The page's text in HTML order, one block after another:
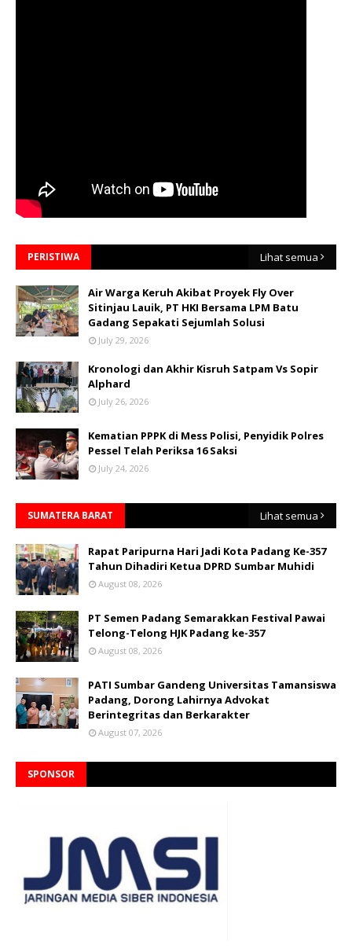
PERISTIWA Lihat semua
Air Warga Keruh Akibat Proyek Fly Over
Sitinjau Lauik, PT HKI Bersama LPM Batu
Gadang Sepakati Sejumlah Solusi
July 29, 2026
Kronologi dan Akhir Kisruh Satpam Vs Sopir
Alphard
July 26, 2026
Kematian PPPK di Mess Polisi, Penyidik Polres
Pessel Telah Periksa 16 Saksi
July 24, 2026
SUMATERA BARAT Lihat semua
Rapat Paripurna Hari Jadi Kota Padang Ke-357
Tahun Dihadiri Ketua DPRD Sumbar Muhidi
August 08, 2026
PT Semen Padang Semarakkan Festival Pawai
Telong-Telong HJK Padang ke-357
August 08, 2026
PATI Sumbar Gandeng Universitas Tamansiswa
Padang, Dorong Lahirnya Advokat
Berintegritas dan Berkarakter
August 07, 2026
SPONSOR